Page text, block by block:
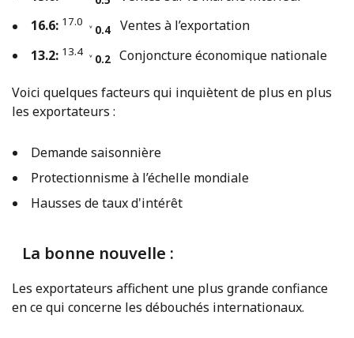
16.6: 17.0
˅ 0.4
Ventes à l’exportation
13.2: 13.4
˅ 0.2 Conjoncture économique nationale
Voici quelques facteurs qui inquiètent de plus en plus
les exportateurs :
Demande saisonnière
Protectionnisme à l’échelle mondiale
Hausses de taux d'intérêt
La bonne nouvelle :
Les exportateurs affichent une plus grande confiance
en ce qui concerne les débouchés internationaux.